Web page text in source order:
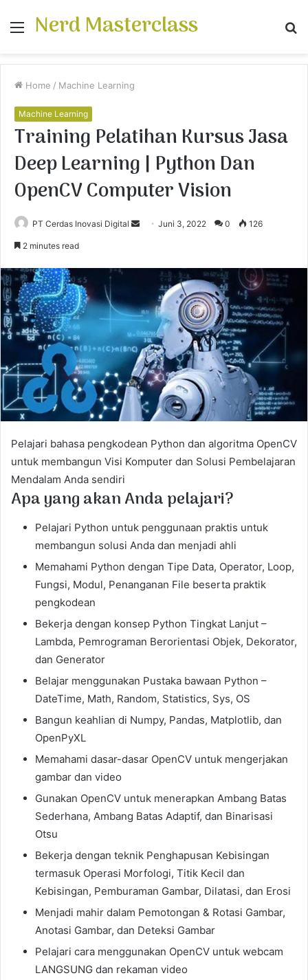
Menu
Nerd Masterclass
Home / Machine Learning
Machine Learning
Training Pelatihan Kursus Jasa
Deep Learning | Python Dan
OpenCV Computer Vision
PT Cerdas Inovasi Digital
n
e
m
a
i
l
Juni 3, 2022 0 126
2 minutes read
Pelajari bahasa pengkodean Python dan algoritma OpenCV
untuk membangun Visi Komputer dan Solusi Pembelajaran
Mendalam Anda sendiri
Apa yang akan Anda pelajari?
Pelajari Python untuk penggunaan praktis untuk
membangun solusi Anda dan menjadi ahli
Memahami Python dengan Tipe Data, Operator, Loop,
Fungsi, Modul, Penanganan File beserta praktik
pengkodean
Bekerja dengan konsep Python Tingkat Lanjut –
Lambda, Pemrograman Berorientasi Objek, Dekorator,
dan Generator
Belajar menggunakan Pustaka bawaan Python –
DateTime, Math, Random, Statistics, Sys, OS
Bangun keahlian di Numpy, Pandas, Matplotlib, dan
OpenPyXL
Memahami dasar-dasar OpenCV untuk mengerjakan
gambar dan video
Gunakan OpenCV untuk menerapkan Ambang Batas
Sederhana, Ambang Batas Adaptif, dan Binarisasi
Otsu
Bekerja dengan teknik Penghapusan Kebisingan
termasuk Operasi Morfologi, Titik Kecil dan
Kebisingan, Pemburaman Gambar, Dilatasi, dan Erosi
Menjadi mahir dalam Pemotongan & Rotasi Gambar,
Anotasi Gambar, dan Deteksi Gambar
Pelajari cara menggunakan OpenCV untuk webcam
LANGSUNG dan rekaman video